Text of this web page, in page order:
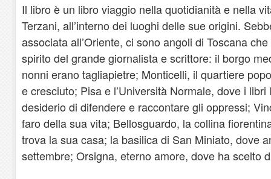
Il libro è un libro viaggio nella quotidianità e nella
Terzani, all’interno dei luoghi delle sue origini.
associata all’Oriente, ci sono angoli di Toscana
spirito del grande giornalista e scrittore: il borgo
nonni erano tagliapietre; Monticelli, il quartiere
e cresciuto; Pisa e l’Università Normale, dove i
desiderio di difendere e raccontare gli oppressi;
faro della sua vita; Bellosguardo, la collina
trova la sua casa; la basilica di San Miniato, dove
settembre; Orsigna, eterno amore, dove ha scelto